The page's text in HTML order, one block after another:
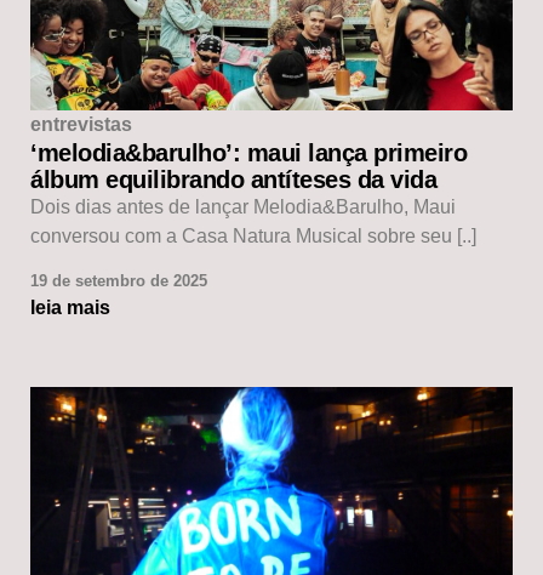
entrevistas
‘melodia&barulho’: maui lança primeiro
álbum equilibrando antíteses da vida
Dois dias antes de lançar Melodia&Barulho, Maui
conversou com a Casa Natura Musical sobre seu [..]
19 de setembro de 2025
leia mais